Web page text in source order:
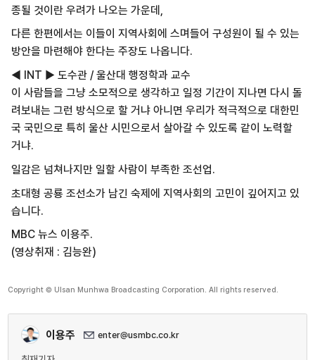
종될 것이란 우려가 나오는 가운데,
다른 한편에서는 이들이 지역사회에 스며들어 구성원이 될 수 있는
방안을 마련해야 한다는 주장도 나옵니다.
◀ INT ▶ 도수관 / 울산대 행정학과 교수
이 사람들을 그냥 소모적으로 생각하고 일정 기간이 지나면 다시 돌
려보내는 그런 방식으로 할 거냐 아니면 우리가 적극적으로 대한민
국 국민으로 특히 울산 시민으로서 살아갈 수 있도록 같이 노력할
거냐.
일감은 넘쳐나지만 일할 사람이 부족한 조선업.
초대형 공룡 조선소가 남긴 숙제에 지역사회의 고민이 깊어지고 있
습니다.
MBC 뉴스 이용주.
(영상취재 : 김능완)
Copyright © Ulsan Munhwa Broadcasting Corporation. All rights reserved.
이용주 enter@usmbc.co.kr